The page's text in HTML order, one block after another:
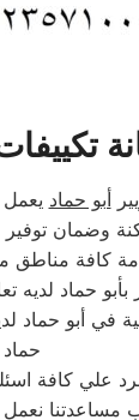
أبو حماد
وضمان
كافة مناطق
بأبو حماد لديه
في أبو حماد
حماد
مساعدتنا